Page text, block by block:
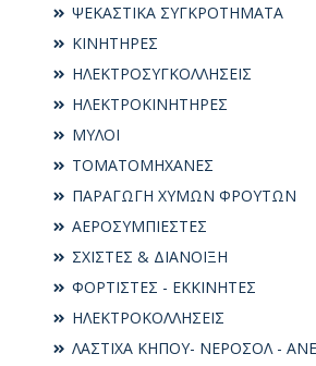
ΨΕΚΑΣΤΙΚΑ ΣΥΓΚΡΟΤΗΜΑΤΑ
ΚΙΝΗΤΗΡΕΣ
ΗΛΕΚΤΡΟΣΥΓKΟΛΛΗΣΕΙΣ
ΗΛΕΚΤΡΟΚΙΝΗΤΗΡΕΣ
ΜΥΛΟΙ
ΤΟΜΑΤΟΜΗΧΑΝΕΣ
ΠΑΡΑΓΩΓΗ ΧΥΜΩΝ ΦΡΟΥΤΩΝ
ΑΕΡΟΣΥΜΠΙΕΣΤΕΣ
ΣΧΙΣΤΕΣ & ΔΙΑΝΟΙΞΗ
ΦΟΡΤΙΣΤΕΣ - ΕΚΚΙΝΗΤΕΣ
ΗΛΕΚΤΡΟΚΟΛΛΗΣΕΙΣ
ΛΑΣΤΙΧΑ ΚΗΠΟΥ- ΝΕΡΟΣΟΛ -